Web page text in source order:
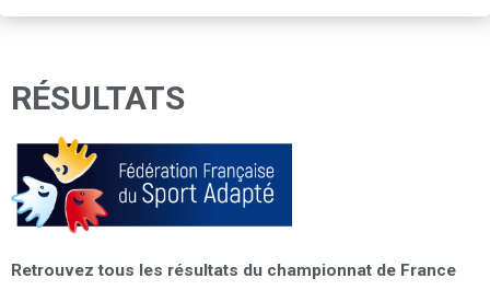
RÉSULTATS
Retrouvez tous les résultats du championnat de France